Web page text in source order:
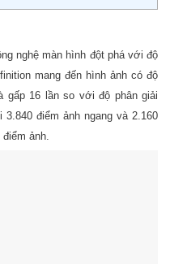
nghệ màn hình đột phá với độ
mang đến hình ảnh có độ
gấp 16 lần so với độ phân giải
điểm ảnh ngang và 2.160
ảnh.